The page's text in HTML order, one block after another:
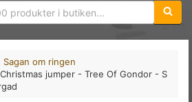
Sagan om ringen
jumper - Tree Of Gondor - S